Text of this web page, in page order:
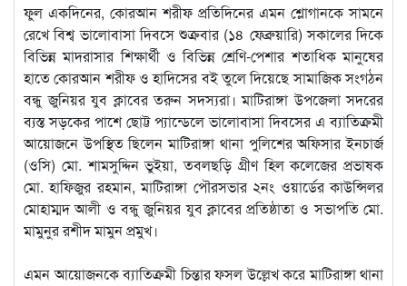
ফুল একদিনের, কোরআন শরীফ প্রতিদিনের এমন শ্লোগানকে সামনে
রেখে বিশ্ব ভালোবাসা দিবসে শুক্রবার (১৪ ফেব্রুয়ারি) সকালের দিকে
বিভিন্ন মাদরাসার শিক্ষার্থী ও বিভিন্ন শ্রেণি-পেশার শতাধিক মানুষের
হাতে কোরআন শরীফ ও হাদিসের বই তুলে দিয়েছে সামাজিক সংগঠন
বন্ধু জুনিয়র যুব ক্লাবের তরুন সদস্যরা। মাটিরাঙ্গা উপজেলা সদরের
ব্যস্ত সড়কের পাশে ছোট্ট প্যান্ডেলে ভালোবাসা দিবসের এ ব্যাতিক্রমী
আয়োজনে উপস্থিত ছিলেন মাটিরাঙ্গা থানা পুলিশের অফিসার ইনচার্জ
(ওসি) মো. শামসুদ্দিন ভুইয়া, তবলছড়ি গ্রীণ হিল কলেজের প্রভাষক
মো. হাফিজুর রহমান, মাটিরাঙ্গা পৌরসভার ২নং ওয়ার্ডের কাউন্সিলর
মোহাম্মদ আলী ও বন্ধু জুনিয়র যুব ক্লাবের প্রতিষ্ঠাতা ও সভাপতি মো.
মামুনুর রশীদ মামুন প্রমুখ।
এমন আয়োজনকে ব্যাতিক্রমী চিন্তার ফসল উল্লেখ করে মাটিরাঙ্গা থানা